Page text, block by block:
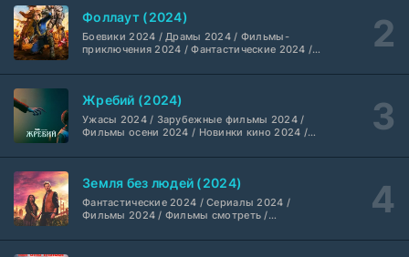
Анна медиум (2021-2026)
1-5 сезон
2 серия
Не требуется
Преступление с низким IQ (2026)
1 сезон
DubLik.TV
Страна боев (2026)
1 сезон
1 серия
Рыцарь Семи Королевств (2026)
1 сезон
Syncmer
высоким рейтингом / Интересные фильмы /
Крутые фильмы / Популярные фильмы
Фоллаут (2024)
Боевики 2024 / Драмы 2024 / Фильмы-
приключения 2024 / Фантастические 2024 /
смотреть / Сериалы в 4K UHD / Американские
Жребий (2024)
Ужасы 2024 / Зарубежные фильмы 2024 /
Фильмы осени 2024 / Новинки кино 2024 /
Американские фильмы / Фильмы смотреть /
фильмы / Крутые фильмы / Популярные
фильмы
Земля без людей (2024)
Фантастические 2024 / Сериалы 2024 /
Фильмы 2024 / Фильмы смотреть /